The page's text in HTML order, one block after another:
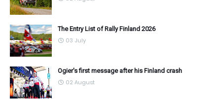
The Entry List of Rally Finland 2026
03 July
Ogier's first message after his Finland crash
02 August